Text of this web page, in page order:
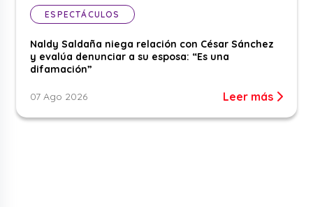
ESPECTÁCULOS
Naldy Saldaña niega relación con César Sánchez
y evalúa denunciar a su esposa: “Es una
difamación”
07 Ago 2026 Leer más